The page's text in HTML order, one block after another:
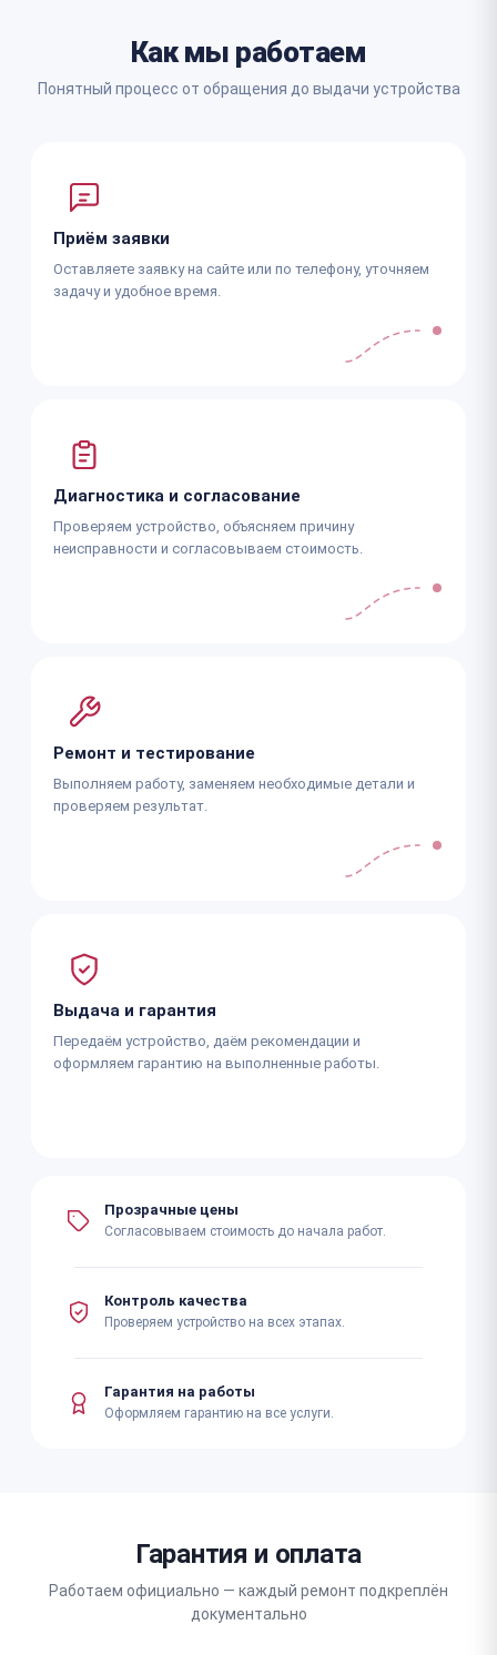
Как мы работаем
Понятный процесс от обращения до выдачи устройства
Приём заявки
Оставляете заявку на сайте или по телефону, уточняем
задачу и удобное время.
Диагностика и согласование
Проверяем устройство, объясняем причину
неисправности и согласовываем стоимость.
Ремонт и тестирование
Выполняем работу, заменяем необходимые детали и
проверяем результат.
Выдача и гарантия
Передаём устройство, даём рекомендации и
оформляем гарантию на выполненные работы.
Прозрачные цены
Согласовываем стоимость до начала работ.
Контроль качества
Проверяем устройство на всех этапах.
Гарантия на работы
Оформляем гарантию на все услуги.
Гарантия и оплата
Работаем официально — каждый ремонт подкреплён
документально